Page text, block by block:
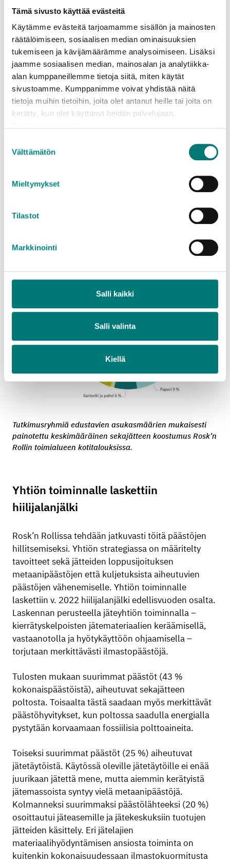
Tämä sivusto käyttää evästeitä
Käytämme evästeitä tarjoamamme sisällön ja mainosten
räätälöimiseen, sosiaalisen median ominaisuuksien
tukemiseen ja kävijämäärämme analysoimiseen. Lisäksi
jaamme sosiaalisen median, mainosalan ja analytiikka-
alan kumppaneillemme tietoja siitä, miten käytät
sivustoamme. Kumppanimme voivat yhdistää näitä
tietoja muihin tietoihin, joita olet antanut heille tai joita on
kerätty, kun olet käyttänyt heidän palvelujaan.
valinta
Välttämätön
Mieltymykset
Tilastot
Markkinointi
Salli kaikki
Salli valinta
Kiellä
ravinteina tai materiaalina hyödynnettäviä jätteitä.
Sekajätteen koostumusta tutkittiin
Rosk’n Roll teki toimintavuoden aikana ensimmäistä
kertaa sekajätteen koostumustutkimuksen, jossa
tutkittiin kotitalouksien roskapussien koostumusta.
sisällöstä oli keittiö- ja puutarhajätteitä, 16
”sekalaiset”, joka suurimmaksi osaksi oli sitä, mikä
sekajätteen kuuluisikin sisältää. Loput roskista
tekstiileitä ja jalkineita. Asukkaiden sekajätteen
säännöllisesti.
Tutkimusryhmiä edustavien asukasmäärien mukaisesti
painotettu keskimääräinen sekajätteen koostumus Rosk’n
Rollin toimialueen kotitalouksissa.
Yhtiön toiminnalle laskettiin
hiilijalanjälki
Rosk’n Rollissa tehdään jatkuvasti töitä päästöjen
hillitsemiseksi. Yhtiön strategiassa on määritelty
tavoitteet sekä jätteiden loppusijoituksen
metaanipäästöjen että kuljetuksista aiheutuvien
päästöjen vähenemiselle. Yhtiön toiminnalle
laskettiin v. 2022 hiilijalanjälki edellisvuoden osalta.
Laskennan perusteella jäteyhtiön toiminnalla –
kierrätyskelpoisten jätemateriaalien keräämisellä,
vastaanotolla ja hyötykäyttöön ohjaamisella –
torjutaan merkittävästi ilmastopäästöjä.
Tulosten mukaan suurimmat päästöt (43 %
kokonaispäästöistä), aiheutuvat sekajätteen
poltosta. Toisaalta tästä saadaan myös merkittävät
päästöhyvitykset, kun poltossa saadulla energialla
pystytään korvaamaan fossiilisia polttoaineita.
Toiseksi suurimmat päästöt (25 %) aiheutuvat
jätetäytöistä. Käytössä oleville jätetäytöille ei enää
juurikaan jätettä mene, mutta aiemmin kerätyistä
jätemassoista syntyy vielä metaanipäästöjä.
Kolmanneksi suurimmaksi päästölähteeksi (20 %)
osoittautui jäteasemille ja jätekeskuksiin tuotujen
jätteiden käsittely. Eri jätelajien
materiaalihyödyntämisen ansiosta toiminta on
kuitenkin kokonaisuudessaan ilmastokuormitusta